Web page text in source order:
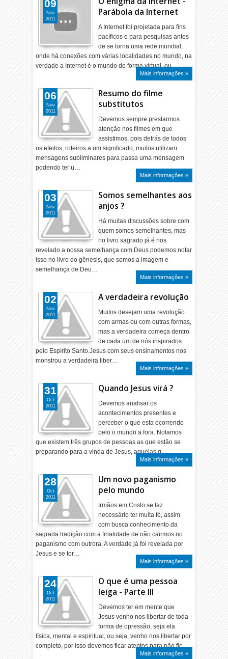
Parábola da Internet
A Internet foi projetada para fins
pacíficos e para pesquisas antes
de se torna uma rede mundial,
onde há conexões com várias localidades no mundo, na
verdade a Internet é o mundo de forma virtual, ou…
Mais informações »
09
Nov
2011
Resumo do filme
substitutos
Devemos sempre prestarmos
atenção nos filmes em que
assistimos, pois detrás de todos
os efeitos, roteiros a um significado, muitos utilizam
mensagens subliminares para passa uma mensagem
podendo ter u…
Mais informações »
06
Nov
2011
Somos semelhantes aos
anjos ?
Há muitas discussões sobre com
quem somos semelhantes, mas
no livro sagrado já é nos
revelado a nossa semelhança com Deus podemos notar
isso no livro do gênesis, que somos a imagem e
semelhança de Deu…
Mais informações »
03
Nov
2011
A verdadeira revolução
Muitos desejam uma revolução
com armas ou com outras formas,
mas a verdadeira começa dentro
de cada um de nós inspirados
pelo Espírito Santo.Jesus com seus ensinamentos nos
monstrou a verdadeira liber…
Mais informações »
02
Nov
2011
Quando Jesus virá ?
Devemos analisar os
acontecimentos presentes e
perceber o que esta ocorrendo
pelo o mundo a fora. Notamos
que existem três grupos de pessoas as que estão se
preparando para a vinda de Jesus, aquelas q…
Mais informações »
31
Oct
2011
Um novo paganismo
pelo mundo
Irmãos em Cristo se faz
necessário ter muita fé, assim
com busca conhecimento da
sagrada tradição com a finalidade de não cairmos no
paganismo com outrora. A verdade já foi revelada por
Jesus e se tor…
Mais informações »
28
Oct
2011
O que é uma pessoa
leiga - Parte III
Devemos ter em mente que
Jesus venho nos libertar de toda
forma de opressão, seja ela
física, mental e espiritual, ou seja, venho nos libertar por
completo, por isso devemos ficar atentos para não fic…
Mais informações »
24
Oct
2011